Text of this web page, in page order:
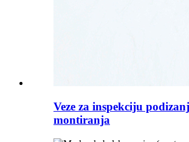
Veze za inspekciju
montiranja